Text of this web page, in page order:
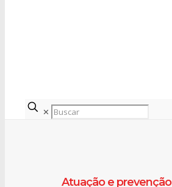
✕
Atuação e prevenção